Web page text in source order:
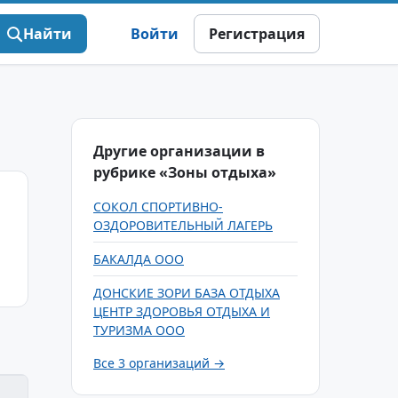
Найти Войти Регистрация
Другие организации в
рубрике «Зоны отдыха»
СОКОЛ СПОРТИВНО-
ОЗДОРОВИТЕЛЬНЫЙ ЛАГЕРЬ
БАКАЛДА ООО
ДОНСКИЕ ЗОРИ БАЗА ОТДЫХА
ЦЕНТР ЗДОРОВЬЯ ОТДЫХА И
ТУРИЗМА ООО
Все 3 организаций →